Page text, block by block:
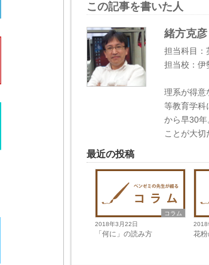
この記事を書いた人
緒方克彦
担当科目：
担当校：伊
理系が得意
等教育学科
から早30
ことが大
最近の投稿
コラム
2018年3月22日
「何に」の読み方
2018
花